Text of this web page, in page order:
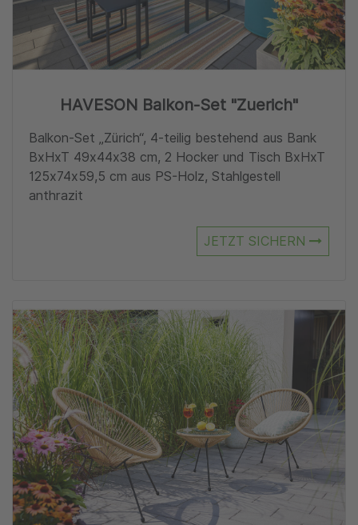
HAVESON Balkon-Set "Zuerich"
Balkon-Set „Zürich“, 4-teilig bestehend aus Bank
BxHxT 49x44x38 cm, 2 Hocker und Tisch BxHxT
125x74x59,5 cm aus PS-Holz, Stahlgestell
anthrazit
JETZT SICHERN